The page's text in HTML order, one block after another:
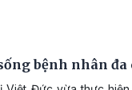
bệnh nhân